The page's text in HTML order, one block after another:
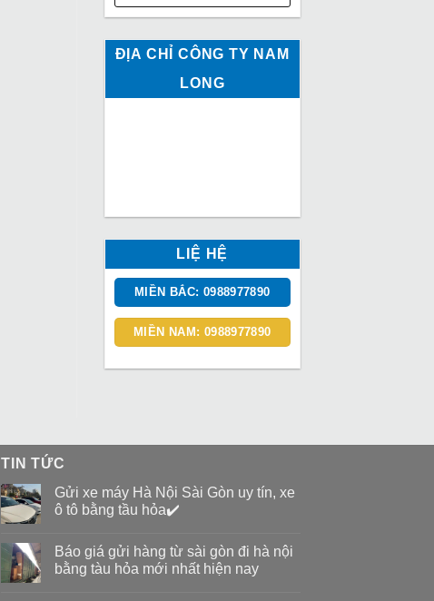
ĐỊA CHỈ CÔNG TY NAM
LONG
LIỆ HỆ
MIỀN BẮC: 0988977890
MIỀN NAM: 0988977890
TIN TỨC
Gửi xe máy Hà Nội Sài Gòn uy tín, xe
ô tô bằng tầu hỏa✔️
Báo giá gửi hàng từ sài gòn đi hà nội
bằng tàu hỏa mới nhất hiện nay